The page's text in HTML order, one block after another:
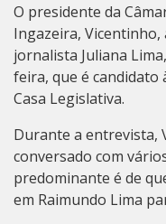
O presidente da
Ingazeira,
jornalista Juliana
feira, que é candidato
Casa Legislativa.
Durante a entrevista,
conversado com
predominante é de
em Raimundo Lima